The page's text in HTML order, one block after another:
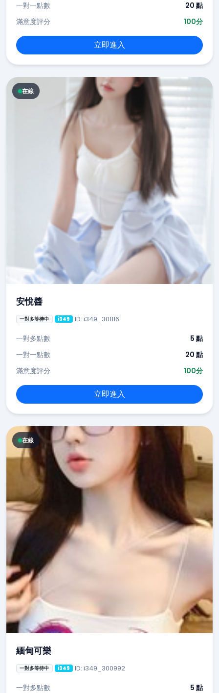
一對一點數
20 點
滿意度評分
100分
立即進入
在線
安悅醬
一對多等待中 i349 ID: i349_301116
一對多點數
5 點
一對一點數
20 點
滿意度評分
100分
立即進入
在線
緬甸可樂
一對多等待中 i349 ID: i349_300992
一對多點數
5 點